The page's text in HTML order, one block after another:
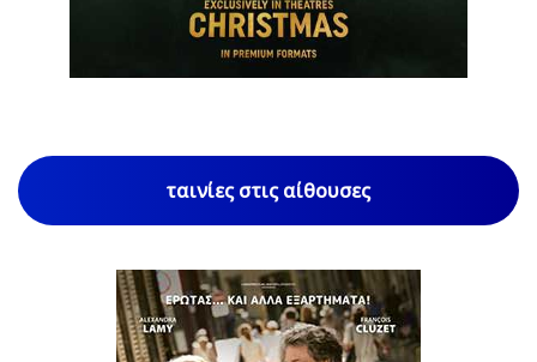
1/85
ταινίες στις αίθουσες